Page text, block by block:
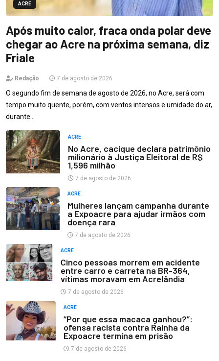
ACRE
Após muito calor, fraca onda polar deve
chegar ao Acre na próxima semana, diz
Friale
Redação 7 de agosto de 2026
O segundo fim de semana de agosto de 2026, no Acre, será com
tempo muito quente, porém, com ventos intensos e umidade do ar,
durante…
ACRE
No Acre, cacique declara patrimônio
milionário à Justiça Eleitoral de R$
1,596 milhão
7 de agosto de 2026
ACRE
Mulheres lançam campanha durante
a Expoacre para ajudar irmãos com
doença rara
7 de agosto de 2026
ACRE
Cinco pessoas morrem em acidente
entre carro e carreta na BR-364,
vítimas moravam em Acrelândia
7 de agosto de 2026
ACRE
“Por que essa macaca ganhou?”:
ofensa racista contra Rainha da
Expoacre termina em prisão
7 de agosto de 2026